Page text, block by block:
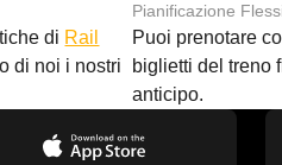
di Rail
di noi i nostri
Pianificazione
Puoi prenotare
biglietti del treno
anticipo.